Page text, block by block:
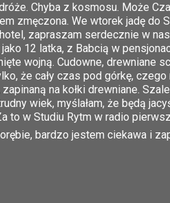
Chyba z kosmosu. Może
zmęczona. We wtorek jadę do
zapraszam serdecznie w
12 latka, z Babcią w
wojną. Cudowne, drewniane
że cały czas pod górkę, czego
na kołki drewniane.
wiek, myślałam, że będą
to w Studiu Rytm w radio
bardzo jestem ciekawa i